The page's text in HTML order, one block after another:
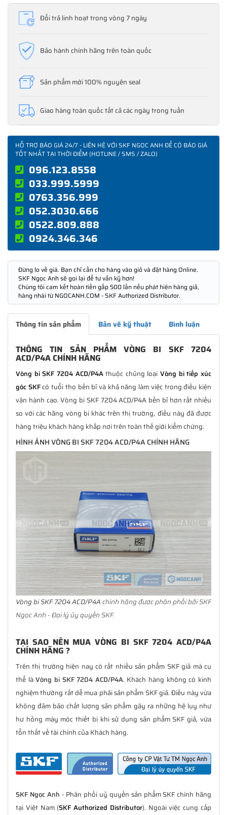
Đổi trả linh hoạt trong vòng 7 ngày
Bảo hành chính hãng trên toàn quốc
Sản phẩm mới 100% nguyên seal
Giao hàng toàn quốc tất cả các ngày trong tuần
HỖ TRỢ BÁO GIÁ 24/7 - LIÊN HỆ VỚI SKF NGỌC ANH ĐỂ CÓ BÁO GIÁ
TỐT NHẤT TẠI THỜI ĐIỂM (HOTLINE / SMS / ZALO)
096.123.8558
033.999.5999
0763.356.999
052.3030.666
0522.809.888
0924.346.346
Đừng lo về giá. Bạn chỉ cần cho hàng vào giỏ và đặt hàng Online.
SKF Ngọc Anh sẽ gọi lại để tư vấn kỹ hơn!
Chúng tôi cam kết hoàn tiền gấp 500 lần nếu phát hiện hàng giả,
hàng nhái từ NGOCANH.COM - SKF Authorized Distributor.
Thông tin sản phẩm Bản vẽ kỹ thuật Bình luận
THÔNG TIN SẢN PHẨM VÒNG BI SKF 7204
ACD/P4A CHÍNH HÃNG
Vòng bi SKF 7204 ACD/P4Athuộc chủng loạiVòng bi tiếp xúc
góc SKFcó tuổi thọ bền bỉ và khả năng làm việc trong điều kiện
vận hành cao. Vòng bi SKF 7204 ACD/P4A bền bỉ hơn rất nhiều
so với các hãng vòng bi khác trên thị trường, điều này đã được
hàng triệu khách hàng khắp nơi trên toàn thế giới kiểm chứng.
HÌNH ẢNH VÒNG BI SKF 7204 ACD/P4A CHÍNH HÃNG
Vòng bi SKF 7204 ACD/P4Achính hãng được phân phối bởi SKF
Ngọc Anh - Đại lý ủy quyền SKF.
TẠI SAO NÊN MUA VÒNG BI SKF 7204 ACD/P4A
CHÍNH HÃNG ?
Trên thị trường hiện nay có rất nhiều sản phẩm SKF giả mà cụ
thể làVòng bi SKF 7204 ACD/P4A. Khách hàng không có kinh
nghiệm thường rất dễ mua phải sản phẩm SKF giả. Điều này vừa
không đảm bảo chất lượng sản phẩm gây ra những hệ lụy như
hư hỏng máy móc thiết bị khi sử dụng sản phẩm SKF giả, vừa
tổn thất về tài chính của Khách hàng.
SKF Ngọc Anh - Phân phối uỷ quyền sản phẩm SKF chính hãng
tại Việt Nam (SKF Authorized Distributor). Ngoài việc cung cấp